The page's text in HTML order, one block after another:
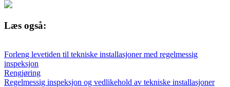
Læs også:
Forleng levetiden til tekniske installasjoner med regelmessig
inspeksjon
Rengjøring
Regelmessig inspeksjon og vedlikehold av tekniske installasjoner